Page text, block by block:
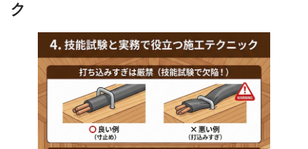
ク